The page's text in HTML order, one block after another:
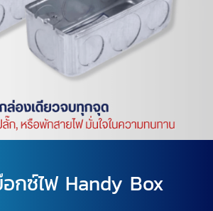
กซ์ไฟ Handy Box